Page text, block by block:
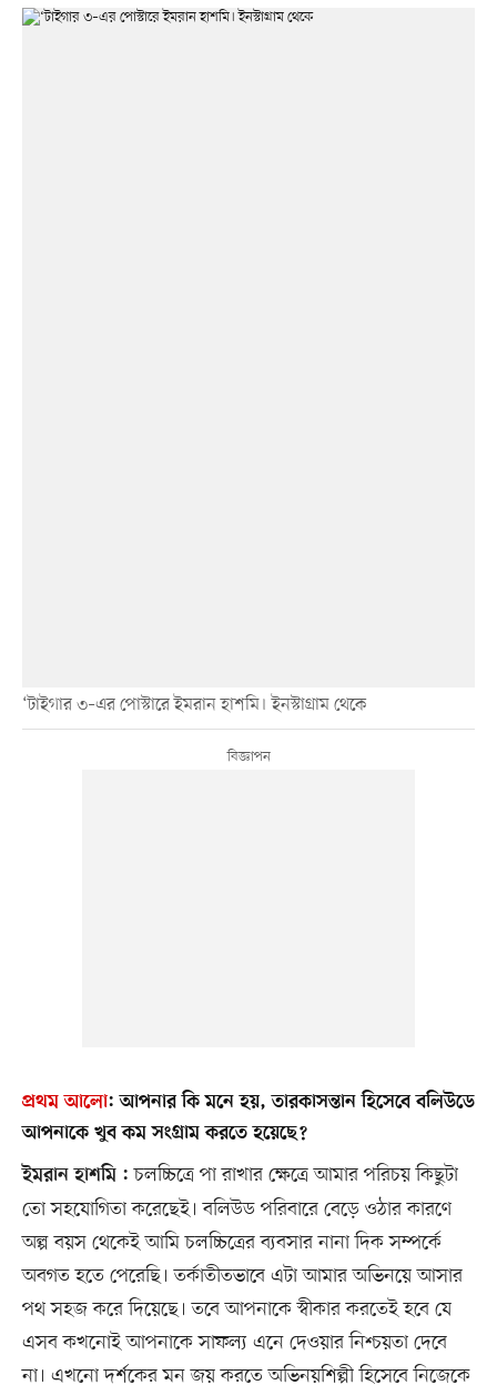
‘টাইগার ৩–এর পোস্টারে ইমরান হাশমি। ইনস্টাগ্রাম থেকে
প্রথম আলো:আপনার কি মনে হয়, তারকাসন্তান হিসেবে বলিউডে
আপনাকে খুব কম সংগ্রাম করতে হয়েছে?
ইমরান হাশমি :চলচ্চিত্রে পা রাখার ক্ষেত্রে আমার পরিচয় কিছুটা
তো সহযোগিতা করেছেই। বলিউড পরিবারে বেড়ে ওঠার কারণে
অল্প বয়স থেকেই আমি চলচ্চিত্রের ব্যবসার নানা দিক সম্পর্কে
অবগত হতে পেরেছি। তর্কাতীতভাবে এটা আমার অভিনয়ে আসার
পথ সহজ করে দিয়েছে। তবে আপনাকে স্বীকার করতেই হবে যে
এসব কখনোই আপনাকে সাফল্য এনে দেওয়ার নিশ্চয়তা দেবে
না। এখনো দর্শকের মন জয় করতে অভিনয়শিল্পী হিসেবে নিজেকে